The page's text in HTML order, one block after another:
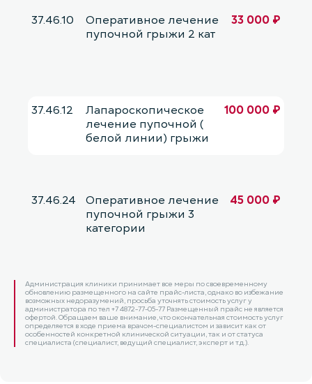
37.46.10
Оперативное лечение
пупочной грыжи 2 кат
33 000 ₽
37.46.12
Лапароскопическое
лечение пупочной (
белой линии) грыжи
100 000 ₽
37.46.24
Оперативное лечение
пупочной грыжи 3
категории
45 000 ₽
Администрация клиники принимает все меры по своевременному
обновлению размещенного на сайте прайс-листа, однако во избежание
возможных недоразумений, просьба уточнять стоимость услуг у
администратора по тел +7 4872-77-05-77 Размещенный прайс не является
офертой. Обращаем ваше внимание, что окончательная стоимость услуг
определяется в ходе приема врачом-специалистом и зависит как от
особенностей конкретной клинической ситуации, так и от статуса
специалиста (специалист, ведущий специалист, эксперт и т.д.).